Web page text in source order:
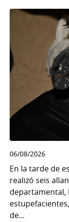
06/08/2026
En la tarde de
realizó seis
departamental,
de...